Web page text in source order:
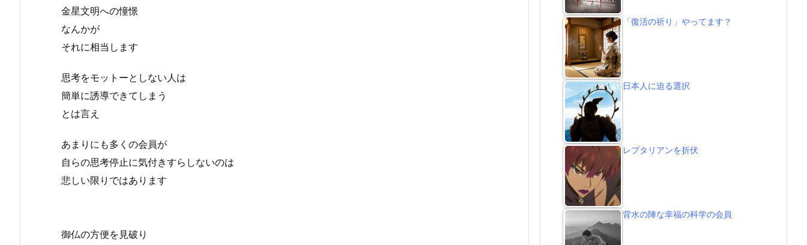
金星文明への憧憬
なんかが
それに相当します
思考をモットーとしない人は
簡単に誘導できてしまう
とは言え
あまりにも多くの会員が
自らの思考停止に気付きすらしないのは
悲しい限りではあります
御仏の方便を見破り
「復活の祈り」やってます？
日本人に迫る選択
レプタリアンを折伏
背水の陣な幸福の科学の会員